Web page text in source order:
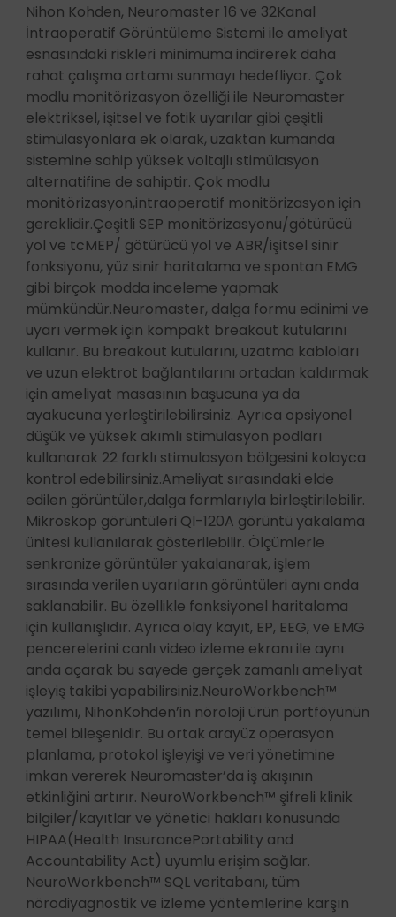
Nihon Kohden, Neuromaster 16 ve 32Kanal
İntraoperatif Görüntüleme Sistemi ile ameliyat
esnasındaki riskleri minimuma indirerek daha
rahat çalışma ortamı sunmayı hedefliyor. Çok
modlu monitörizasyon özelliği ile Neuromaster
elektriksel, işitsel ve fotik uyarılar gibi çeşitli
stimülasyonlara ek olarak, uzaktan kumanda
sistemine sahip yüksek voltajlı stimülasyon
alternatifine de sahiptir. Çok modlu
monitörizasyon,intraoperatif monitörizasyon için
gereklidir.Çeşitli SEP monitörizasyonu/götürücü
yol ve tcMEP/ götürücü yol ve ABR/işitsel sinir
fonksiyonu, yüz sinir haritalama ve spontan EMG
gibi birçok modda inceleme yapmak
mümkündür.Neuromaster, dalga formu edinimi ve
uyarı vermek için kompakt breakout kutularını
kullanır. Bu breakout kutularını, uzatma kabloları
ve uzun elektrot bağlantılarını ortadan kaldırmak
için ameliyat masasının başucuna ya da
ayakucuna yerleştirilebilirsiniz. Ayrıca opsiyonel
düşük ve yüksek akımlı stimulasyon podları
kullanarak 22 farklı stimulasyon bölgesini kolayca
kontrol edebilirsiniz.Ameliyat sırasındaki elde
edilen görüntüler,dalga formlarıyla birleştirilebilir.
Mikroskop görüntüleri QI-120A görüntü yakalama
ünitesi kullanılarak gösterilebilir. Ölçümlerle
senkronize görüntüler yakalanarak, işlem
sırasında verilen uyarıların görüntüleri aynı anda
saklanabilir. Bu özellikle fonksiyonel haritalama
için kullanışlıdır. Ayrıca olay kayıt, EP, EEG, ve EMG
pencerelerini canlı video izleme ekranı ile aynı
anda açarak bu sayede gerçek zamanlı ameliyat
işleyiş takibi yapabilirsiniz.NeuroWorkbench™
yazılımı, NihonKohden’in nöroloji ürün portföyünün
temel bileşenidir. Bu ortak arayüz operasyon
planlama, protokol işleyişi ve veri yönetimine
imkan vererek Neuromaster’da iş akışının
etkinliğini artırır. NeuroWorkbench™ şifreli klinik
bilgiler/kayıtlar ve yönetici hakları konusunda
HIPAA(Health InsurancePortability and
Accountability Act) uyumlu erişim sağlar.
NeuroWorkbench™ SQL veritabanı, tüm
nörodiyagnostik ve izleme yöntemlerine karşın